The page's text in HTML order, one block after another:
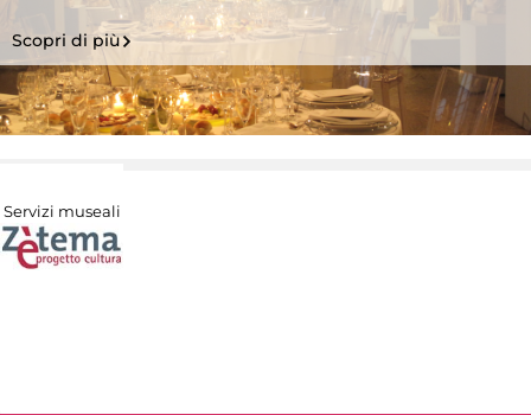
Scopri di più
Servizi museali